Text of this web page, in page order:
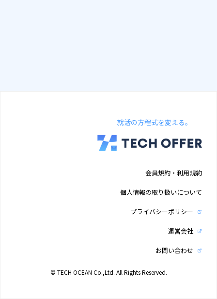
就活の方程式を変える。
会員規約・利用規約
個人情報の取り扱いについて
プライバシーポリシー
運営会社
お問い合わせ
© TECH OCEAN Co.,Ltd. All Rights Reserved.